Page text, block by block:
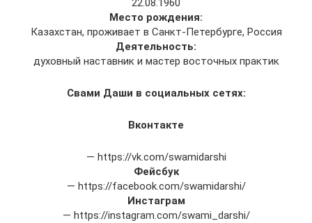
22.08.1960
Место рождения:
Казахстан, проживает в Санкт-Петербурге, Россия
Деятельность:
духовный наставник и мастер восточных практик
Свами Даши в социальных сетях:
Вконтакте
— https://vk.com/swamidarshi
Фейсбук
— https://facebook.com/swamidarshi/
Инстаграм
— https://instagram.com/swami_darshi/